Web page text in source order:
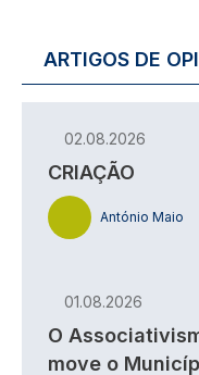
ARTIGOS DE
02.08.2026
CRIAÇÃO
António Maio
01.08.2026
O
move o